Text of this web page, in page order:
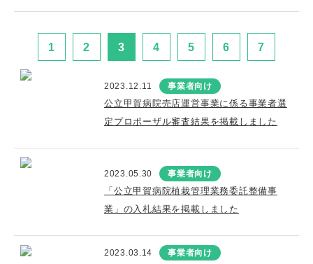
1 2 3 4 5 6 7
2023.12.11 事業者向け
公立甲賀病院売店運営事業に係る事業者選
定プロポーザル審査結果を掲載しました
2023.05.30 事業者向け
「公立甲賀病院植栽管理業務委託整備事
業」の入札結果を掲載しました
2023.03.14 事業者向け